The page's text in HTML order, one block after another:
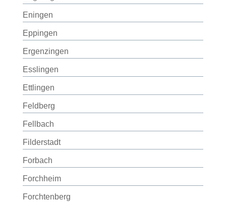
Eningen
Eppingen
Ergenzingen
Esslingen
Ettlingen
Feldberg
Fellbach
Filderstadt
Forbach
Forchheim
Forchtenberg